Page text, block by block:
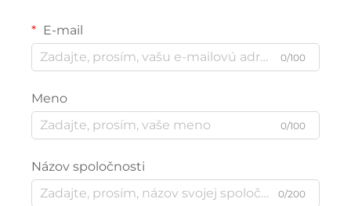
E-mail
0/100
Meno
0/100
Názov spoločnosti
0/200